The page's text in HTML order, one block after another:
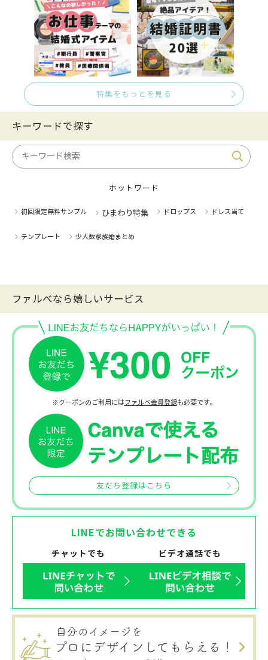
特集をもっとを見る
キーワードで探す
ホットワード
初回限定無料サンプル ひまわり特集 ドロップス ドレス当て
テンプレート 少人数家族婚まとめ
ファルべなら嬉しいサービス
※クーポンのご利用にはファルベ会員登録も必要です。
友だち登録はこちら
LINEでお問い合わせできる
チャットでも ビデオ通話でも